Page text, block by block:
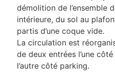
démolition de l’ensemble
intérieure, du sol au
partis d’une coque vide.
La circulation est
de deux entrées l’une
l’autre côté parking.